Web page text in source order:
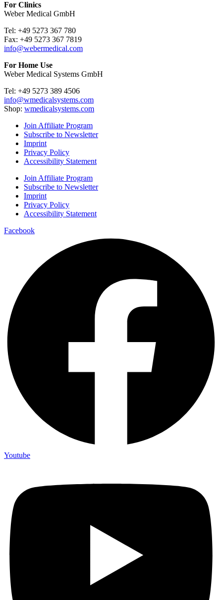
For Clinics
Weber Medical GmbH
Tel: +49 5273 367 780
Fax: +49 5273 367 7819
info@webermedical.com
For Home Use
Weber Medical Systems GmbH
Tel: +49 5273 389 4506
info@wmedicalsystems.com
Shop: wmedicalsystems.com
Join Affiliate Program
Subscribe to Newsletter
Imprint
Privacy Policy
Accessibility Statement
Join Affiliate Program
Subscribe to Newsletter
Imprint
Privacy Policy
Accessibility Statement
Facebook
Youtube